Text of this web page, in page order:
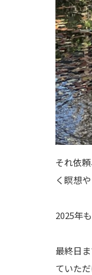
それ依
く瞑想
2025年
最終日
ていた